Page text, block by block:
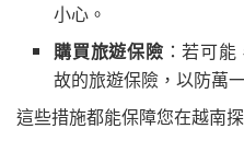
小心。
購買旅遊保險 ：若可
故的旅遊保險，以防萬
這些措施都能保障您在越南